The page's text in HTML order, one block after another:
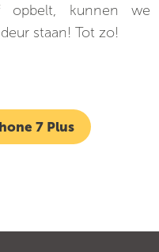
kunnen we
staan! Tot zo!
7 Plus